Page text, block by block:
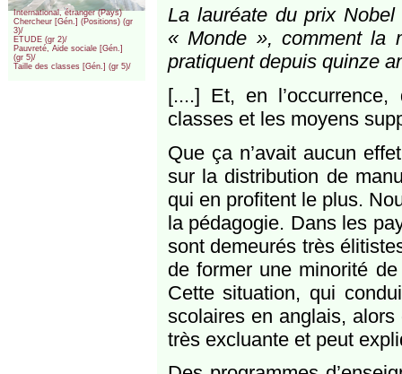
International, étranger (Pays)
Chercheur [Gén.] (Positions) (gr
3)/
ETUDE (gr 2)/
Pauvreté, Aide sociale [Gén.]
(gr 5)/
Taille des classes [Gén.] (gr 5)/
La lauréate du prix Nobel
« Monde », comment la
pratiquent depuis quinze
[....] Et, en
classes et les moyens
Que ça n’avait aucun
sur la distribution de
qui en profitent le plus.
la pédagogie. Dans les
sont demeurés très
de former une minorité
Cette situation, qui
scolaires en anglais,
très excluante et peut